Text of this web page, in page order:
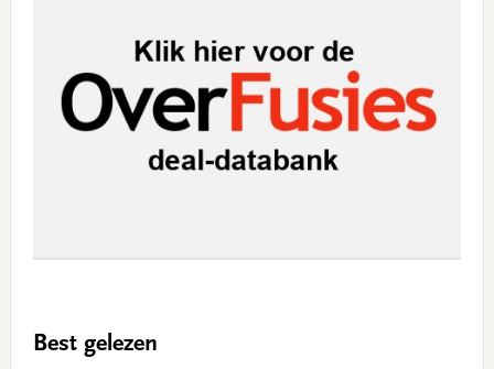
Best gelezen